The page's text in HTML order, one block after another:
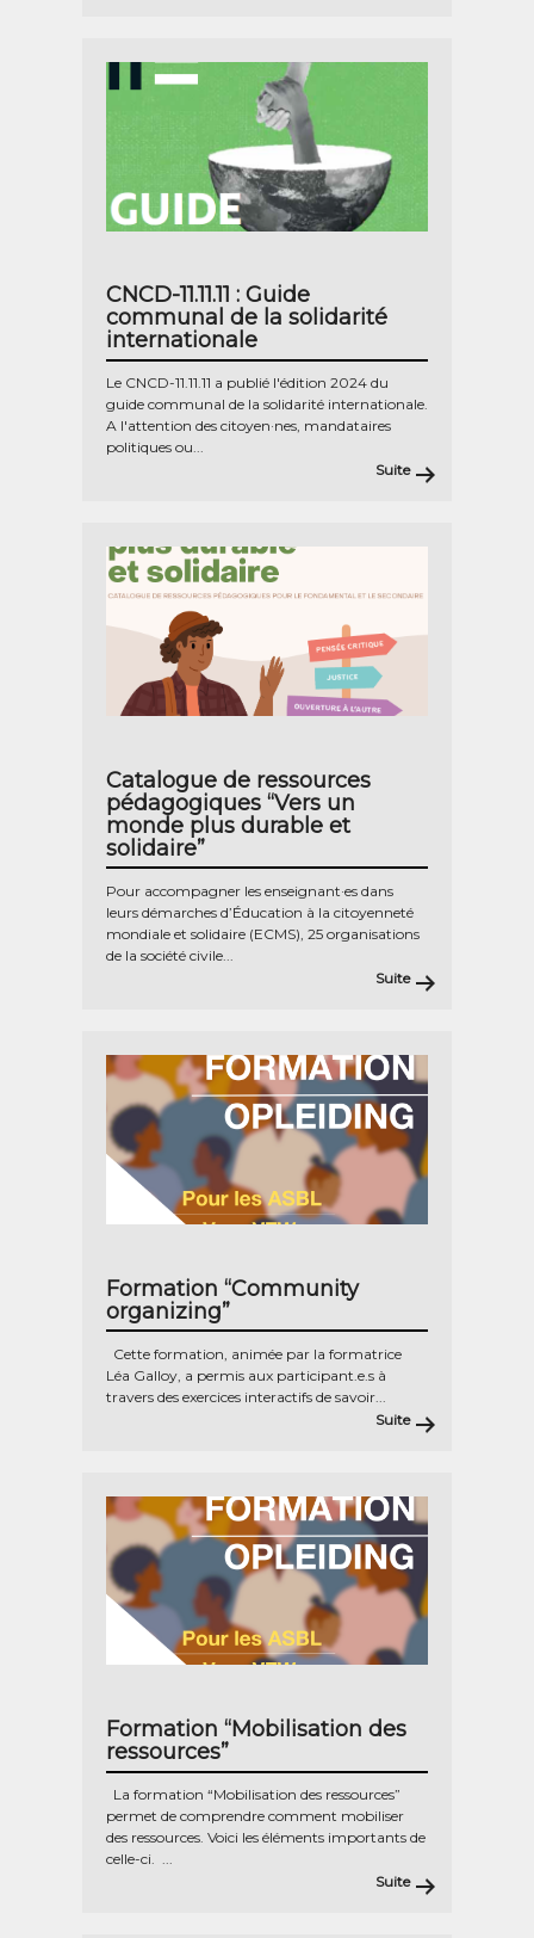
CNCD-11.11.11 : Guide
communal de la solidarité
internationale
Le CNCD-11.11.11 a publié l'édition 2024 du
guide communal de la solidarité internationale.
A l'attention des citoyen·nes, mandataires
politiques ou...
Suite
Catalogue de ressources
pédagogiques “Vers un
monde plus durable et
solidaire”
Pour accompagner les enseignant·es dans
leurs démarches d’Éducation à la citoyenneté
mondiale et solidaire (ECMS), 25 organisations
de la société civile...
Suite
Formation “Community
organizing”
Cette formation, animée par la formatrice
Léa Galloy, a permis aux participant.e.s à
travers des exercices interactifs de savoir...
Suite
Formation “Mobilisation des
ressources”
La formation “Mobilisation des ressources”
permet de comprendre comment mobiliser
des ressources. Voici les éléments importants de
celle-ci. ...
Suite